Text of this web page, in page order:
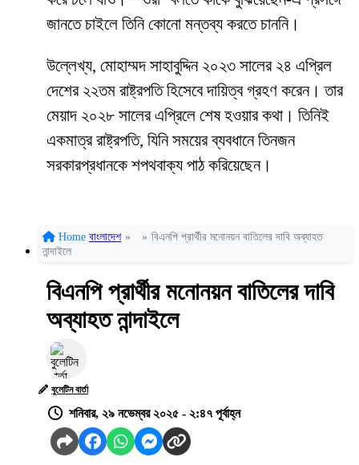
জানতে চাইলে তিনি কোনো মন্তব্য করতে চাননি।
উল্লেখ্য, মোহাম্মদ সাহাবুদ্দিন ২০২৩ সালের ২৪ এপ্রিল
দেশের ২২তম রাষ্ট্রপতি হিসেবে দায়িত্ব গ্রহণ করেন। তার
মেয়াদ ২০২৮ সালের এপ্রিলে শেষ হওয়ার কথা। তিনিই
একমাত্র রাষ্ট্রপতি, যিনি সময়ের ব্যবধানে তিনজন
সরকারপ্রধানকে শপথবাক্য পাঠ করিয়েছেন।
Home বাংলাদেশ » » বিএনপি প্রার্থীর মনোনয়ন বাতিলের দাবি অব্যাহত
নান্দাইলে
বিএনপি প্রার্থীর মনোনয়ন বাতিলের দাবি
অব্যাহত নান্দাইলে
বুলেটিন বার্তা
শনিবার, ২৯ নভেম্বর ২০২৫ - ২:৪৭ পূর্বাহ্ন